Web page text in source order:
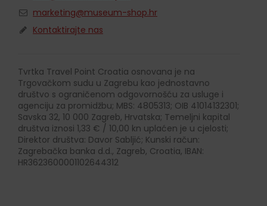
marketing@museum-shop.hr
Kontaktirajte nas
Tvrtka Travel Point Croatia osnovana je na
Trgovačkom sudu u Zagrebu kao jednostavno
društvo s ograničenom odgovornošću za usluge i
agenciju za promidžbu; MBS: 4805313; OIB 41014132301;
Savska 32, 10 000 Zagreb, Hrvatska; Temeljni kapital
društva iznosi 1,33 € / 10,00 kn uplaćen je u cjelosti;
Direktor društva: Davor Sabljić; Kunski račun:
Zagrebačka banka d.d., Zagreb, Croatia, IBAN:
HR3623600001102644312